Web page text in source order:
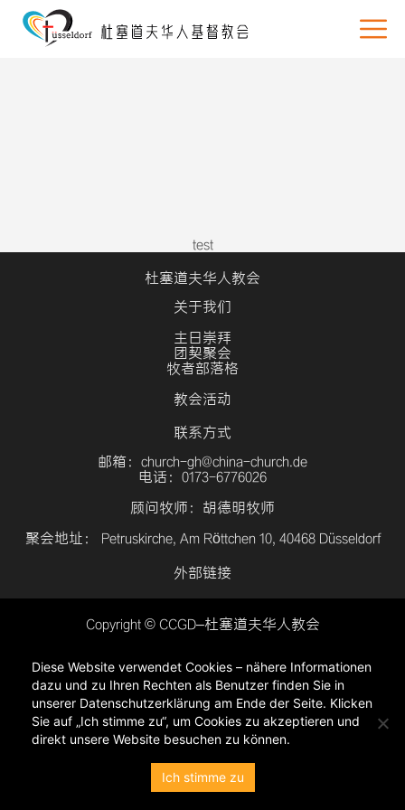
test
杜塞道夫华人教会
关于我们
主日崇拜
团契聚会
牧者部落格
教会活动
联系方式
邮箱：church-gh@china-church.de
电话：0173-6776026
顾问牧师：胡德明牧师
聚会地址： Petruskirche, Am Röttchen 10, 40468 Düsseldorf
外部链接
Copyright © CCGD–杜塞道夫华人教会
隐私政策
Diese Website verwendet Cookies – nähere Informationen
dazu und zu Ihren Rechten als Benutzer finden Sie in
unserer Datenschutzerklärung am Ende der Seite. Klicken
Sie auf „Ich stimme zu“, um Cookies zu akzeptieren und
direkt unsere Website besuchen zu können.
Ich stimme zu